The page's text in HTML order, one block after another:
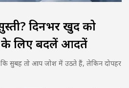
दिनभर खुद को
के लिए बदलें आदतें
सुबह तो आप जोश में उठते हैं, लेकिन दोपहर